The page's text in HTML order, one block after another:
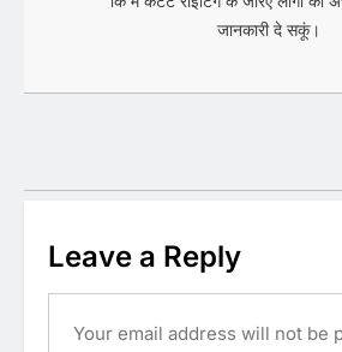
जानकारी दे सकूं।
Leave a Reply
Your email address will not be